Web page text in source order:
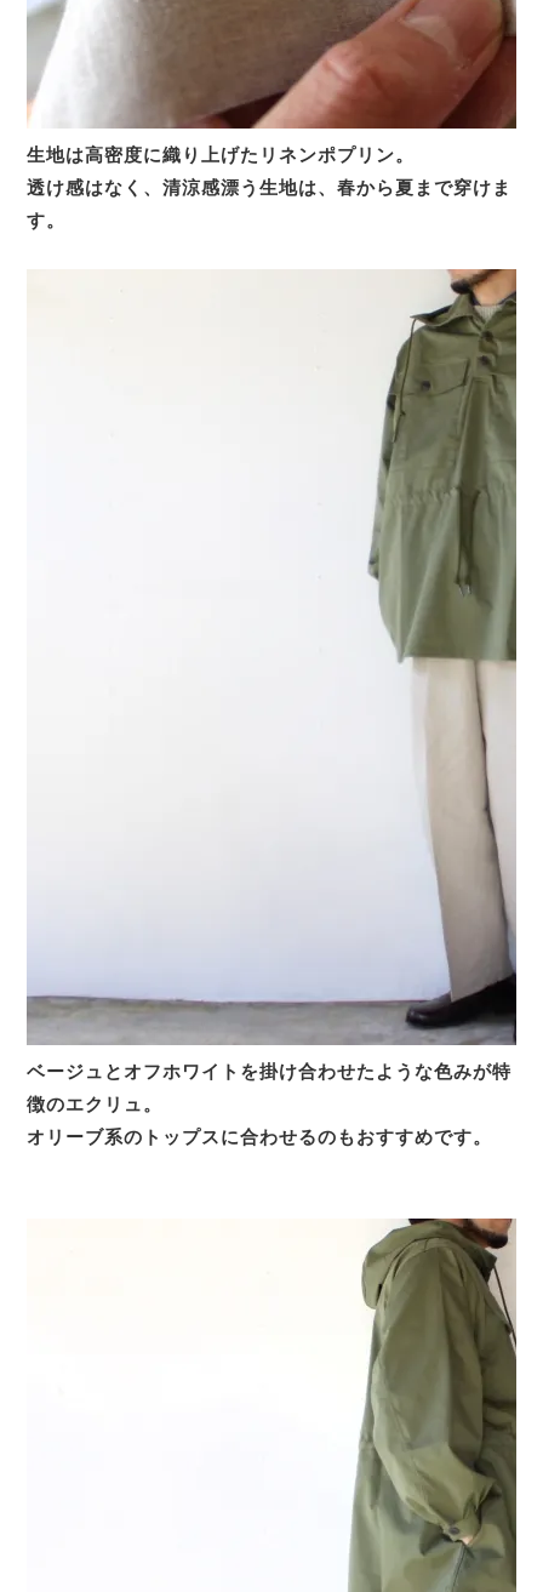
生地は高密度に織り上げたリネンポプリン。
透け感はなく、清涼感漂う生地は、春から夏まで穿けま
す。
ベージュとオフホワイトを掛け合わせたような色みが特
徴のエクリュ。
オリーブ系のトップスに合わせるのもおすすめです。